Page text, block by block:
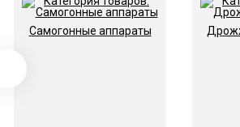
Самогонные аппараты